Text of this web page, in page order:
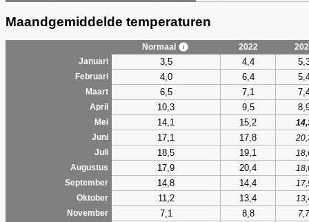
Maandgemiddelde temperaturen
Normaal 2022
Januari
3,5 4,4
Februari 4,0 6,4
Maart 6,5 7,1
April 10,3 9,5
Mei 14,1 15,2
Juni
17,1 17,8
Juli
18,5 19,1
Augustus
17,9 20,4
September
14,8 14,4
Oktober
11,2 13,4
November
7,1 8,8
7,7